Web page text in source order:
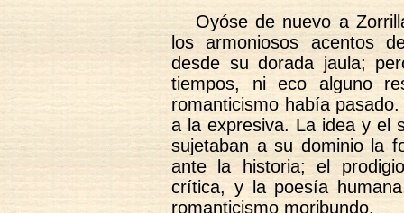
Oyóse de nuevo a
los armoniosos acentos
desde su dorada jaula;
tiempos, ni eco alguno
romanticismo había
a la expresiva. La idea y el
sujetaban a su dominio la
ante la historia; el
crítica, y la poesía
romanticismo moribundo.